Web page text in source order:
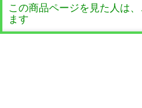
この商品ページを見た人は
ます